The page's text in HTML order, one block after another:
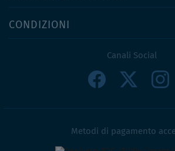
CONDIZIONI
Canali Social
Metodi di pagamento